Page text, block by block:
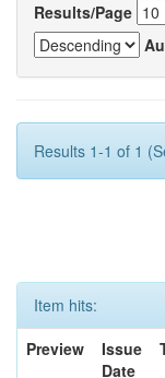
Results/Page
Results 1-1 of 1
Item hits:
Preview
Issue
Date